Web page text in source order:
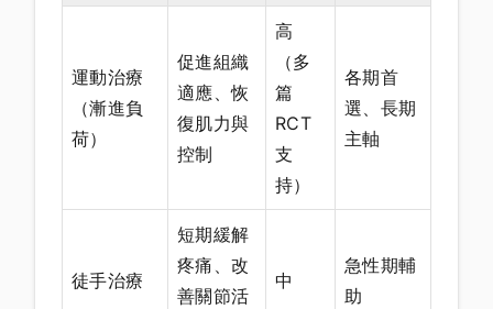
運動治療
（漸進負
荷）
促進組織
適應、恢
復肌力與
控制
高
（多
篇
RCT
支
持）
各期首
選、長期
主軸
徒手治療
短期緩解
疼痛、改
善關節活
中
急性期輔
助